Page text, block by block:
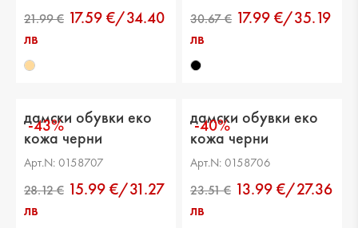
17.59 €/34.40
лв
17.99 €/35.19
лв
-43%
дамски обувки еко
кожа черни
Арт.N: 0158707
15.99 €/31.27
лв
-40%
дамски обувки еко
кожа черни
Арт.N: 0158706
13.99 €/27.36
лв